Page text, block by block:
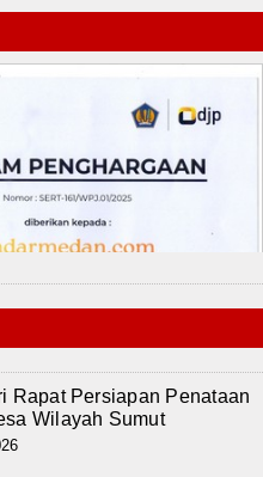
Rapat Persiapan Penataan
Wilayah Sumut